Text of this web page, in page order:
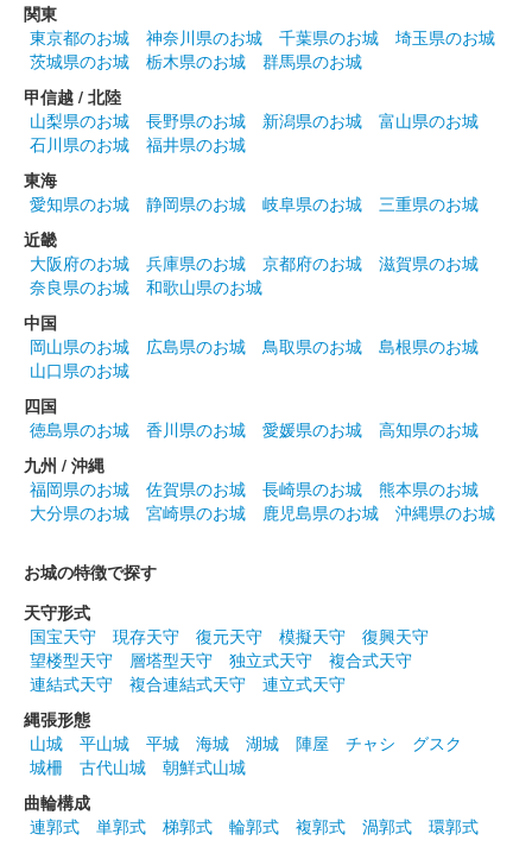
前橋城 御城印 春限定夜桜版
前橋城 御城印 春限定版
前橋城 御城印 春限定城イラスト版
前橋城 御城印
前橋城 御城印
前橋城 御城印 ブックマンズアカデミー前橋店限定版
前橋城 御城印
販売終了
2024年12月21、22日に開催されたお城EXPO2024のいわつき武
者の倉〜関東友城集結の陣〜のブースにて販売された御城印。50
枚限定
厩橋城（前橋城） 御城印
お城EXPO 2024限
関東
東京都のお城
神奈川県のお城 千葉県のお城
埼玉県のお城
茨城県のお城
栃木県のお城
群馬県のお城
甲信越 / 北陸
山梨県のお城
長野県のお城 新潟県のお城
富山県のお城
石川県のお城
福井県のお城
東海
愛知県のお城
静岡県のお城 岐阜県のお城
三重県のお城
近畿
大阪府のお城
兵庫県のお城 京都府のお城
滋賀県のお城
奈良県のお城
和歌山県のお城
中国
岡山県のお城
広島県のお城 鳥取県のお城
島根県のお城
山口県のお城
四国
徳島県のお城
香川県のお城 愛媛県のお城
高知県のお城
九州 / 沖縄
福岡県のお城
佐賀県のお城 長崎県のお城
熊本県のお城
大分県のお城
宮崎県のお城 鹿児島県のお城 沖縄県のお城
お城の特徴で探す
天守形式
国宝天守
現存天守 復元天守 模擬天守
復興天守
望楼型天守
層塔型天守 独立式天守
複合式天守
連結式天守
複合連結式天守
連立式天守
縄張形態
山城
平山城 平城 海城 湖城 陣屋 チャシ
グスク
城柵
古代山城
朝鮮式山城
曲輪構成
連郭式
単郭式 梯郭式 輪郭式 複郭式 渦郭式
環郭式